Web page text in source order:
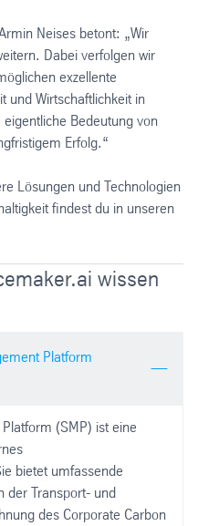
Neises betont: „Wir
Dabei verfolgen wir
exzellente
und Wirtschaftlichkeit in
Bedeutung von
Erfolg.“
Lösungen und Technologien
findest du in unseren
wissen
Platform
(SMP) ist eine
bietet umfassende
der Transport- und
des Corporate Carbon